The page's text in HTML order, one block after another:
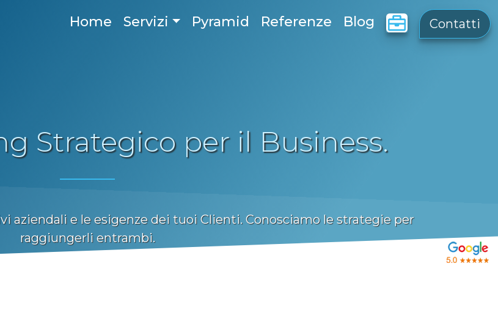
Home Servizi Pyramid Referenze Blog Contatti
Strategico per il Business.
aziendali e le esigenze dei tuoi Clienti. Conosciamo le strategie per
raggiungerli entrambi.